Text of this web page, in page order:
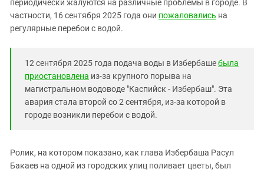
ЮФО
периодически жалуются на различные проблемы в городе. В
частности, 16 сентября 2025 года они пожаловались на
регулярные перебои с водой.
12 сентября 2025 года подача воды в Избербашебыла
приостановлена из-за крупного порыва на
магистральном водоводе "Каспийск - Избербаш". Эта
авария стала второй со 2 сентября, из-за которой в
городе возникли перебои с водой.
Ролик, на котором показано, как глава Избербаша Расул
Бакаев на одной из городских улиц поливает цветы, был